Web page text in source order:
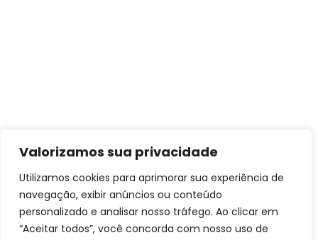
Valorizamos sua privacidade
Utilizamos cookies para aprimorar sua experiência de
navegação, exibir anúncios ou conteúdo
personalizado e analisar nosso tráfego. Ao clicar em
“Aceitar todos”, você concorda com nosso uso de